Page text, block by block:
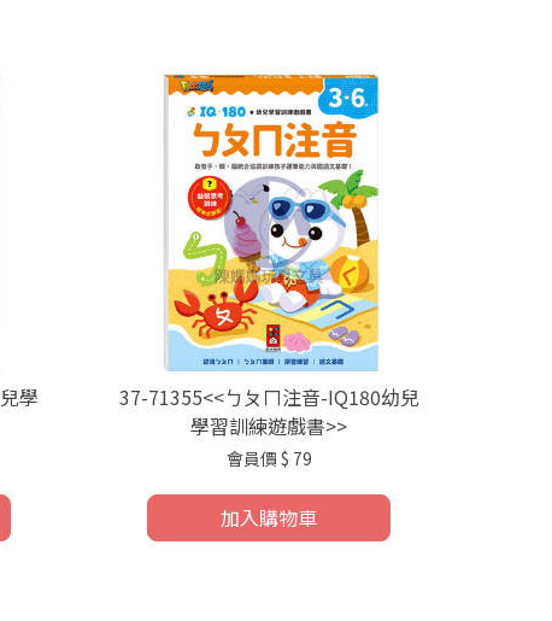
學
37-71355<<ㄅㄆㄇ注音-IQ180幼兒
學習訓練遊戲書>>
會員價 $ 79
加入購物車